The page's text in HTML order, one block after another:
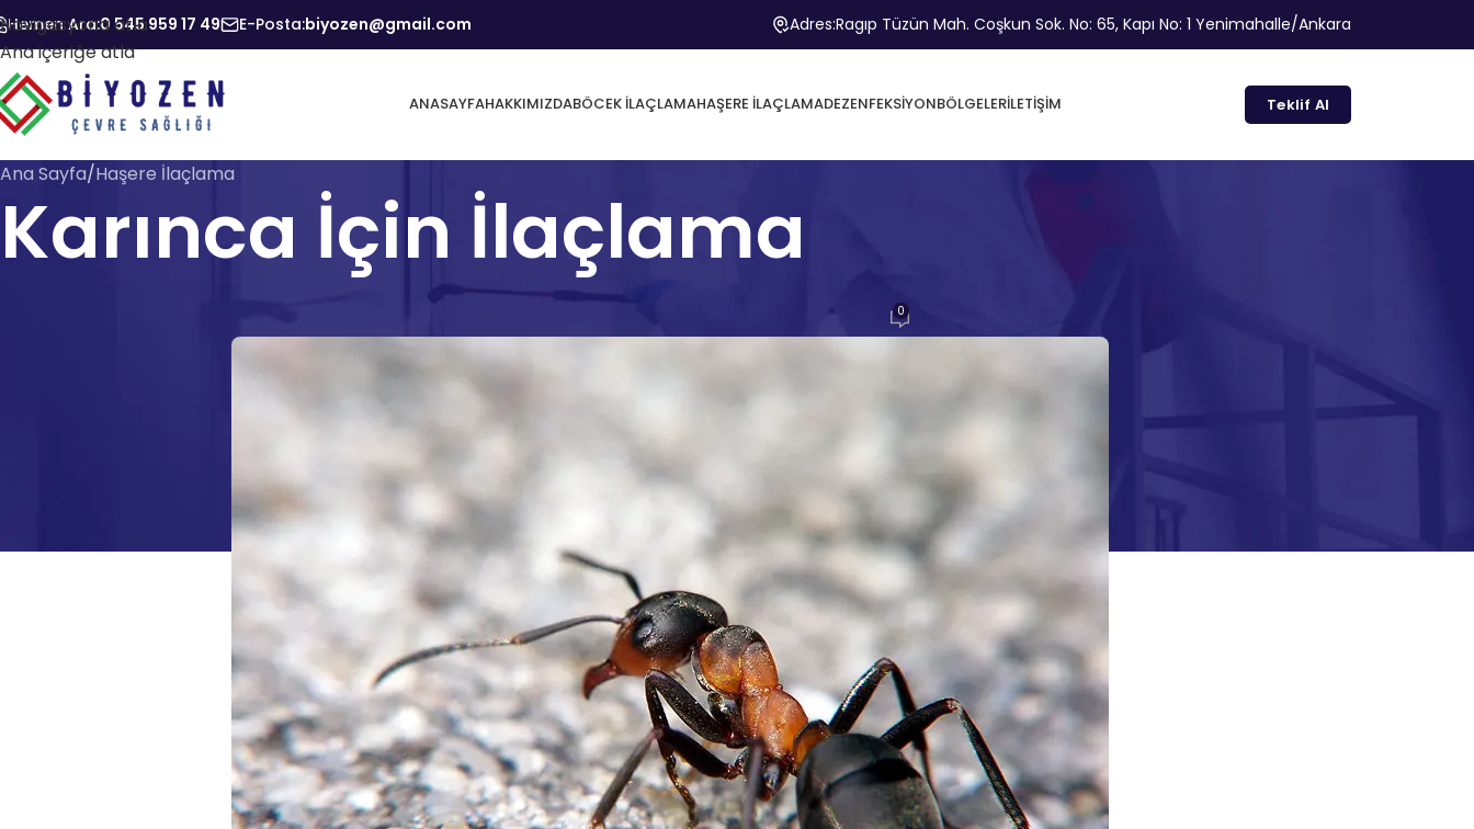
Navigasyona atla
Ana içeriğe atla
Hemen Ara:0 545 959 17 49 E-Posta:biyozen@gmail.com Adres:Ragıp Tüzün Mah. Coşkun Sok. No: 65, Kapı No: 1 Yenimahalle/Ankara
ANASAYFAHAKKIMIZDABÖCEK İLAÇLAMAHAŞERE İLAÇLAMADEZENFEKSIYONBÖLGELERİLETIŞIM Teklif Al
Ana Sayfa Haşere İlaçlama
Karınca İçin İlaçlama
Açık 28 Nisan 2026 0